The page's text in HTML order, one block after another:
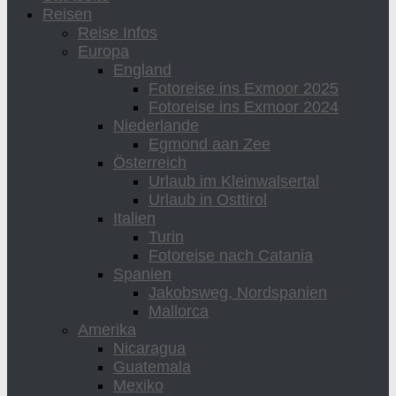
Reisen
Reise Infos
Europa
England
Fotoreise ins Exmoor 2025
Fotoreise ins Exmoor 2024
Niederlande
Egmond aan Zee
Österreich
Urlaub im Kleinwalsertal
Urlaub in Osttirol
Italien
Turin
Fotoreise nach Catania
Spanien
Jakobsweg, Nordspanien
Mallorca
Amerika
Nicaragua
Guatemala
Mexiko